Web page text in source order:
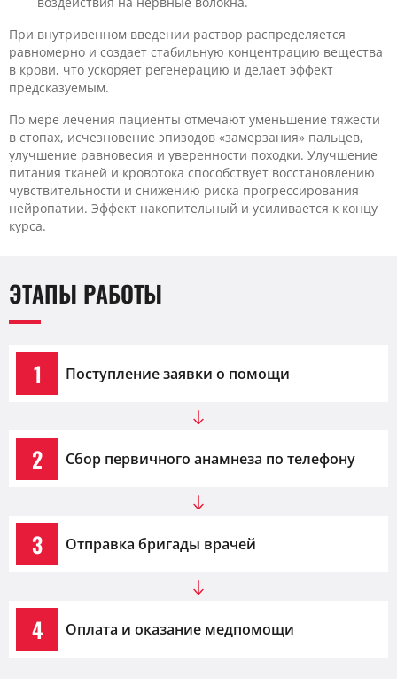
При внутривенном введении раствор распределяется
равномерно и создает стабильную концентрацию вещества
в крови, что ускоряет регенерацию и делает эффект
предсказуемым.
По мере лечения пациенты отмечают уменьшение тяжести
в стопах, исчезновение эпизодов «замерзания» пальцев,
улучшение равновесия и уверенности походки. Улучшение
питания тканей и кровотока способствует восстановлению
чувствительности и снижению риска прогрессирования
нейропатии. Эффект накопительный и усиливается к концу
курса.
ЭТАПЫ РАБОТЫ
1 Поступление заявки о помощи
2 Сбор первичного анамнеза по телефону
3 Отправка бригады врачей
4 Оплата и оказание медпомощи